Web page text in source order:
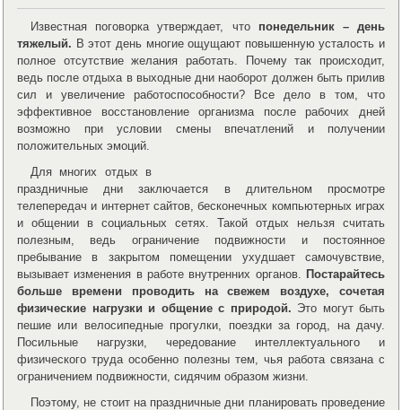
Известная поговорка утверждает, что понедельник – день
тяжелый. В этот день многие ощущают повышенную усталость и
полное отсутствие желания работать. Почему так происходит,
ведь после отдыха в выходные дни наоборот должен быть прилив
сил и увеличение работоспособности? Все дело в том, что
эффективное восстановление организма после рабочих дней
возможно при условии смены впечатлений и получении
положительных эмоций.
Для многих отдых в
праздничные дни заключается в длительном просмотре
телепередач и интернет сайтов, бесконечных компьютерных играх
и общении в социальных сетях. Такой отдых нельзя считать
полезным, ведь ограничение подвижности и постоянное
пребывание в закрытом помещении ухудшает самочувствие,
вызывает изменения в работе внутренних органов. Постарайтесь
больше времени проводить на свежем воздухе, сочетая
физические нагрузки и общение с природой. Это могут быть
пешие или велосипедные прогулки, поездки за город, на дачу.
Посильные нагрузки, чередование интеллектуального и
физического труда особенно полезны тем, чья работа связана с
ограничением подвижности, сидячим образом жизни.
Поэтому, не стоит на праздничные дни планировать проведение